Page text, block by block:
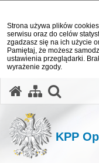
Strona używa plików
serwisu oraz do celów
zgadzasz się na ich użycie
Pamiętaj, że możesz
ustawienia przeglądarki.
wyrażenie zgody.
KPP